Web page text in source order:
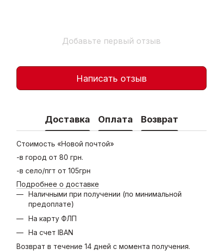
Добавьте первый отзыв
Написать отзыв
Доставка Оплата Возврат
Стоимость «Новой почтой»
-в город от 80 грн.
-в село/пгт от 105грн
Подробнее о доставке
Наличными при получении (по минимальной
предоплате)
На карту ФЛП
На счет IBAN
Возврат в течение 14 дней с момента получения.